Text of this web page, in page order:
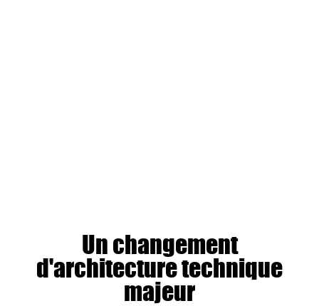
Un changement
d'architecture technique
majeur